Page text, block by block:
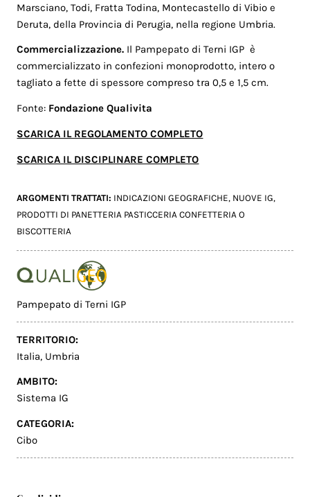
Marsciano, Todi, Fratta Todina, Montecastello di Vibio e
Deruta, della Provincia di Perugia, nella regione Umbria.
Commercializzazione. Il Pampepato di Terni IGP è
commercializzato in confezioni monoprodotto, intero o
tagliato a fette di spessore compreso tra 0,5 e 1,5 cm.
Fonte: Fondazione Qualivita
SCARICA IL REGOLAMENTO COMPLETO
SCARICA IL DISCIPLINARE COMPLETO
ARGOMENTI TRATTATI: INDICAZIONI GEOGRAFICHE, NUOVE IG,
PRODOTTI DI PANETTERIA PASTICCERIA CONFETTERIA O
BISCOTTERIA
Pampepato di Terni IGP
TERRITORIO:
Italia, Umbria
AMBITO:
Sistema IG
CATEGORIA:
Cibo